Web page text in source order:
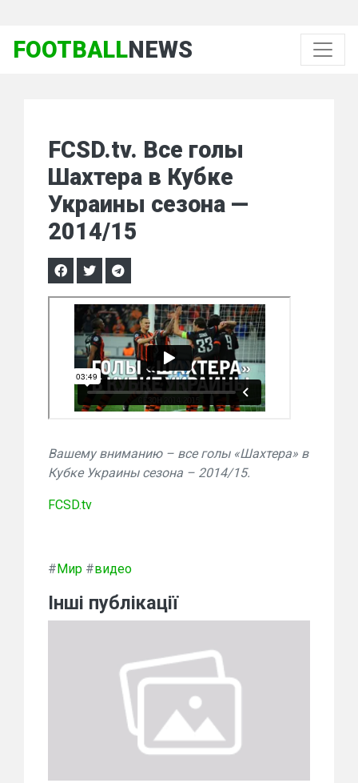
FOOTBALLNEWS
FCSD.tv. Все голы
Шахтера в Кубке
Украины сезона —
2014/15
Вашему вниманию – все голы «Шахтера» в
Кубке Украины сезона – 2014/15.
FCSD.tv
#Мир #видео
Інші публікації